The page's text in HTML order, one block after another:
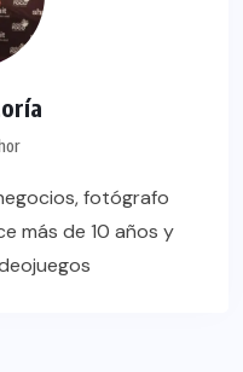
fotógrafo
más de 10 años y